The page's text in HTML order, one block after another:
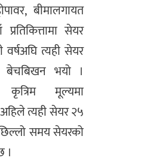
बीमालगायत
सेयर
वर्षअघि त्यही सेयर
बेचबिखन भयो ।
मूल्यमा
त्यही सेयर २५
समय सेयरको
।